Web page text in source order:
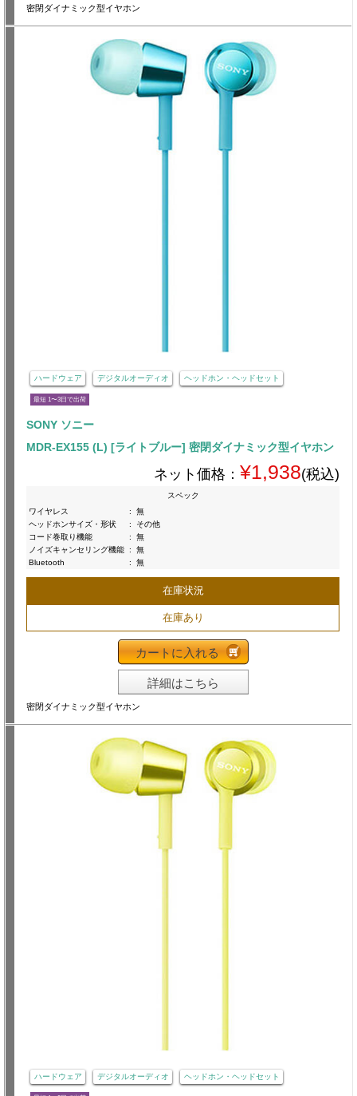
密閉ダイナミック型イヤホン
ハードウェア デジタルオーディオ ヘッドホン・ヘッドセット
最短 1〜3日で出荷
SONY ソニー
MDR-EX155 (L) [ライトブルー] 密閉ダイナミック型イヤホン
ネット価格： ¥1,938(税込)
スペック
ワイヤレス
:
無
ヘッドホンサイズ・形状
:
その他
コード巻取り機能
:
無
ノイズキャンセリング機能 :
無
Bluetooth
: 無
在庫状況
在庫あり
カートに入れる
詳細はこちら
密閉ダイナミック型イヤホン
ハードウェア デジタルオーディオ ヘッドホン・ヘッドセット